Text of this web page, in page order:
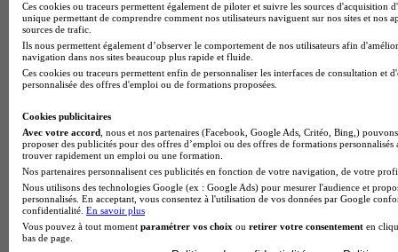
Voir l’établissement
Ces cookies ou traceurs permettent également de piloter et suivre les sources d'acquisition
unique permettant de comprendre comment nos utilisateurs naviguent sur nos sites et nos
sources de trafic.
Ils nous permettent également d’observer le comportement de nos utilisateurs afin
navigation dans nos sites beaucoup plus rapide et fluide.
Ces cookies ou traceurs permettent enfin de personnaliser les interfaces de consultation et
personnalisée des offres d'emploi ou de formations proposées.
Cookies publicitaires
Avec votre accord , nous et nos partenaires (Facebook, Google Ads, Critéo, Bing,)
proposer des publicités pour des offres d’emploi ou des offres de formations
trouver rapidement un emploi ou une formation.
Nos partenaires personnalisent ces publicités en fonction de votre navigation, de votre
Nous utilisons des technologies Google (ex : Google Ads) pour mesurer l'audience et
personnalisés. En acceptant, vous consentez à l'utilisation de vos données par Google
confidentialité. En savoir plus
Vous pouvez à tout moment paramétrer vos choix ou retirer votre consentement en
bas de page.